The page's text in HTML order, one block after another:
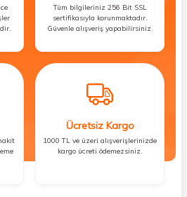
Tüm bilgileriniz 256 Bit SSL
sertifikasıyla korunmaktadır.
Güvenle alışveriş yapabilirsiniz.
Ücretsiz Kargo
1000 TL ve üzeri alışverişlerinizde
kargo ücreti ödemezsiniz.